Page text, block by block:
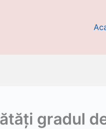
gradul